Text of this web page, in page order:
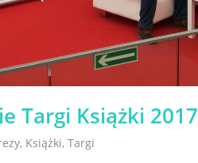
Targi Książki 2017
, Książki, Targi